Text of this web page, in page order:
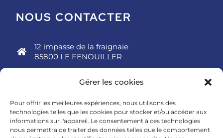
Gérer les cookies
Pour offrir les meilleures expériences, nous utilisons des
technologies telles que les cookies pour stocker et/ou accéder aux
informations sur l'appareil. Le consentement à ces technologies
nous permettra de traiter des données telles que le comportement
NOUS CONTACTER
12 impasse de la fraignaie
85800 LE FENOUILLER